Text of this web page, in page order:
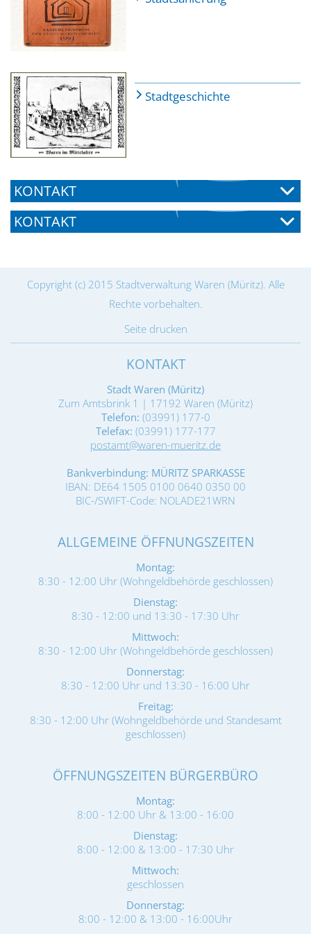
Stadtgeschichte
KONTAKT
KONTAKT
Copyright (c) 2015 Stadtverwaltung Waren (Müritz). Alle
Rechte vorbehalten.
Seite drucken
KONTAKT
Stadt Waren (Müritz)
Zum Amtsbrink 1 | 17192 Waren (Müritz)
Telefon: (03991) 177-0
Telefax: (03991) 177-177
postamt@waren-mueritz.de
Bankverbindung: MÜRITZ SPARKASSE
IBAN: DE64 1505 0100 0640 0350 00
BIC-/SWIFT-Code: NOLADE21WRN
ALLGEMEINE ÖFFNUNGSZEITEN
Montag:
8:30 - 12:00 Uhr (Wohngeldbehörde geschlossen)
Dienstag:
8:30 - 12:00 und 13:30 - 17:30 Uhr
Mittwoch:
8:30 - 12:00 Uhr (Wohngeldbehörde geschlossen)
Donnerstag:
8:30 - 12:00 Uhr und 13:30 - 16:00 Uhr
Freitag:
8:30 - 12:00 Uhr (Wohngeldbehörde und Standesamt
geschlossen)
ÖFFNUNGSZEITEN BÜRGERBÜRO
Montag:
8:00 - 12:00 Uhr & 13:00 - 16:00
Dienstag:
8:00 - 12:00 & 13:00 - 17:30 Uhr
Mittwoch:
geschlossen
Donnerstag:
8:00 - 12:00 & 13:00 - 16:00Uhr